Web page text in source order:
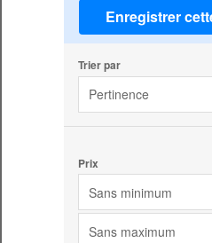
Enregistrer
Trier par
Pertinence
Prix
Sans minimum
Sans maximum